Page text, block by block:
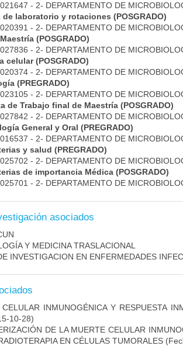
- 2- DEPARTAMENTO DE
laboratorio y rotaciones (POSGRADO)
- 2- DEPARTAMENTO DE
(POSGRADO)
- 2- DEPARTAMENTO DE
celular (POSGRADO)
- 2- DEPARTAMENTO DE
(PREGRADO)
- 2- DEPARTAMENTO DE
de Trabajo final de Maestría (POSGRADO)
- 2- DEPARTAMENTO DE
General y Oral (PREGRADO)
- 2- DEPARTAMENTO DE
y salud (PREGRADO)
- 2- DEPARTAMENTO DE
de importancia Médica (POSGRADO)
- 2- DEPARTAMENTO DE
asociados
Y MEDICINA TRASLACIONAL
INVESTIGACION EN ENFERMEDADES
INMUNOGÉNICA Y RESPUESTA
10-28)
DE LA MUERTE CELULAR
EN CÉLULAS TUMORALES